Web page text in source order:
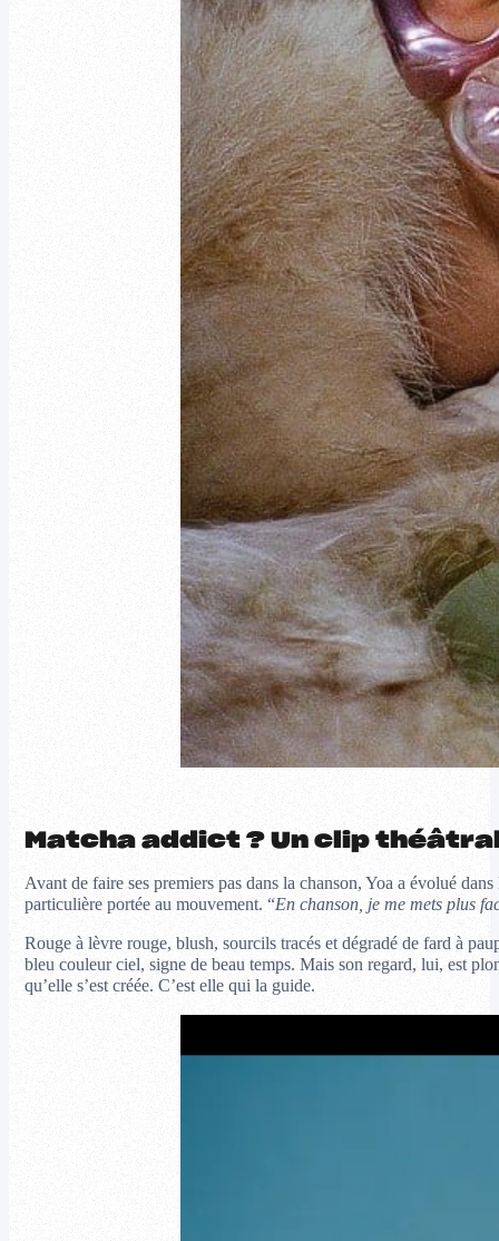
Matcha addict ? Un clip
Avant de faire ses premiers pas dans la chanson, Yoa a évolué
particulière portée au mouvement. “En chanson, je me mets plus
Rouge à lèvre rouge, blush, sourcils tracés et dégradé de fard à
bleu couleur ciel, signe de beau temps. Mais son regard, lui, est
qu’elle s’est créée. C’est elle qui la guide.